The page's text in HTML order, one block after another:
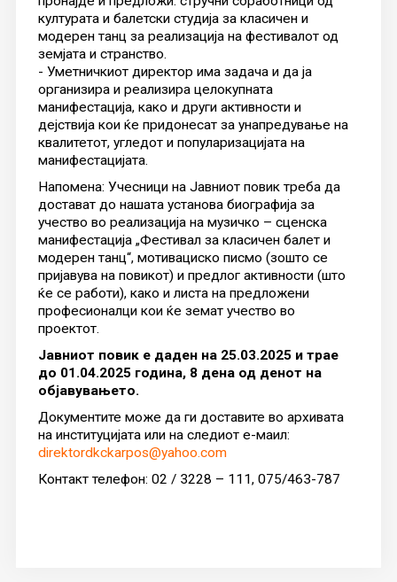
културата и балетски студија за класичен и
модерен танц за реализација на фестивалот од
земјата и странство.
- Уметничкиот директор има задача и да ја
организира и реализира целокупната
манифестација, како и други активности и
дејствија кои ќе придонесат за унапредување на
квалитетот, угледот и популаризацијата на
манифестацијата.
Напомена: Учесници на Јавниот повик треба да
достават до нашата установа биографија за
учество во реализација на музичко – сценска
манифестација „Фестивал за класичен балет и
модерен танц“, мотивациско писмо (зошто се
пријавува на повикот) и предлог активности (што
ќе се работи), како и листа на предложени
професионалци кои ќе земат учество во
проектот.
Јавниот повик е даден на 25.03.2025 и трае
до 01.04.2025 година, 8 дена од денот на
објавувањето.
Документите може да ги доставите во архивата
на институцијата или на следиот е-маил:
direktordkckarpos@yahoo.com
Контакт телефон: 02 / 3228 – 111, 075/463-787